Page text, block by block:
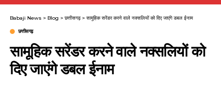
Babaji News > Blog > छत्तीसगढ़> सामूहिक सरेंडर करने वाले नक्सलियों को दिए जाएंगे डबल ईनाम
छत्तीसगढ़
सामूहिक सरेंडर करने वाले नक्सलियों को
दिए जाएंगे डबल ईनाम